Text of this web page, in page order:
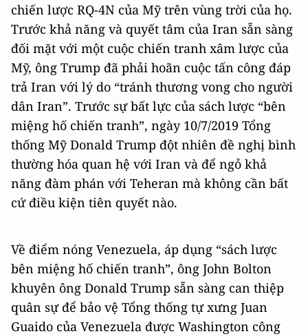
chiến lược RQ-4N của Mỹ trên vùng trời của họ.
Trước khả năng và quyết tâm của Iran sẵn sàng
đối mặt với một cuộc chiến tranh xâm lược của
Mỹ, ông Trump đã phải hoãn cuộc tấn công đáp
trả Iran với lý do “tránh thương vong cho người
dân Iran”. Trước sự bất lực của sách lược “bên
miệng hố chiến tranh”, ngày 10/7/2019 Tổng
thống Mỹ Donald Trump đột nhiên đề nghị bình
thường hóa quan hệ với Iran và để ngỏ khả
năng đàm phán với Teheran mà không cần bất
cứ điều kiện tiên quyết nào.
Về điểm nóng Venezuela, áp dụng “sách lược
bên miệng hố chiến tranh”, ông John Bolton
khuyên ông Donald Trump sẵn sàng can thiệp
quân sự để bảo vệ Tổng thống tự xưng Juan
Guaido của Venezuela được Washington công